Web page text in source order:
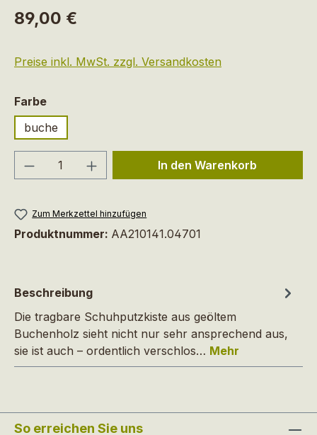
Regulärer Preis:
89,00 €
Preise inkl. MwSt. zzgl. Versandkosten
Farbeauswählen
buche
Produkt Anzahl: Gib denIn den Warenkorb
Zum Merkzettel hinzufügen
Produktnummer: AA210141.04701
Beschreibung
Die tragbare Schuhputzkiste aus geöltem
Buchenholz sieht nicht nur sehr ansprechend aus,
sie ist auch – ordentlich verschlos… Mehr
So erreichen Sie uns